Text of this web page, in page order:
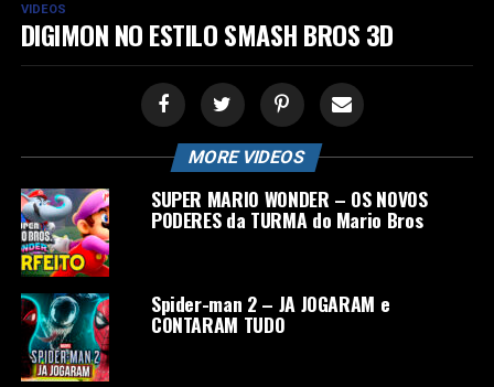
VIDEOS
DIGIMON NO ESTILO SMASH BROS 3D
MORE VIDEOS
SUPER MARIO WONDER – OS NOVOS
PODERES da TURMA do Mario Bros
Spider-man 2 – JA JOGARAM e
CONTARAM TUDO